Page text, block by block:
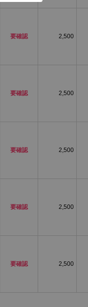
要確認 2,500
要確認 2,500
要確認 2,500
要確認 2,500
要確認 2,500